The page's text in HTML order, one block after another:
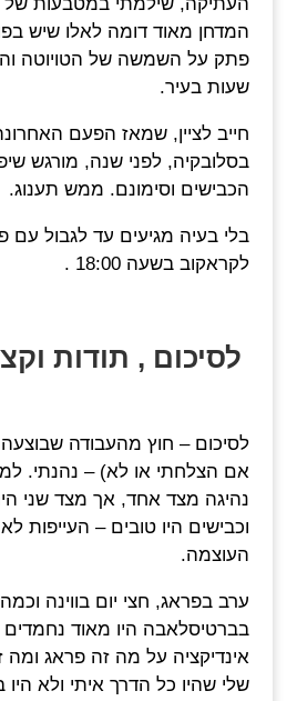
המדחן מאוד דומה לאלו שיש
שעות בעיר.
חייב לציין, שמאז הפעם
בסלובקיה, לפני שנה, מורגש
הכבישים וסימונם. ממש תענוג.
בלי בעיה מגיעים עד לגבול עם
לקראקוב בשעה 18:00 .
לסיכום , תודות
לסיכום – חוץ מהעבודה
אם הצלחתי או לא) – נהנתי.
נהיגה מצד אחד, אך מצד שני
וכבישים היו טובים – העייפות
העוצמה.
ערב בפראג, חצי יום בווינה
בברטיסלאבה היו מאוד נחמדים
אינדיקציה על מה זה פראג ומה
שלי שהיו כל הדרך איתי ולא היו